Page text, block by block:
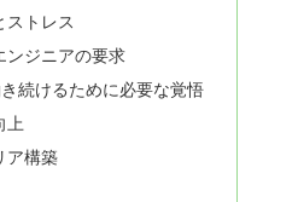
ストレス
ンジニアの要求
続けるために必要な覚悟
上
ア構築